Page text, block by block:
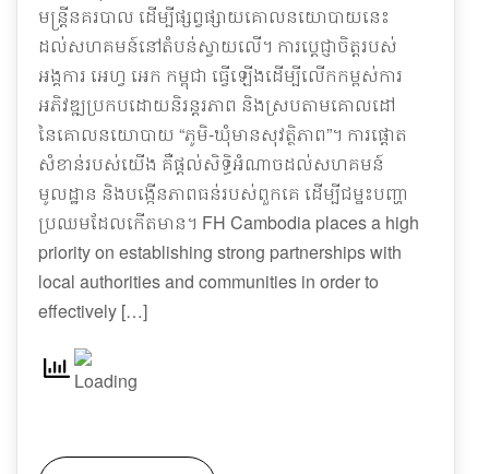
មន្ត្រីនគរបាល ដើម្បីផ្សព្វផ្សាយគោលនយោបាយនេះ
ដល់សហគមន៍នៅតំបន់ស្វាយលើ។ ការប្តេជ្ញាចិត្តរបស់
អង្គការ អេហ្វ អេក កម្ពុជា ធ្វើឡើងដើម្បីលើកកម្ពស់ការ
អភិវឌ្ឍប្រកបដោយនិរន្តរភាព និងស្របតាមគោលដៅ
នៃគោលនយោបាយ “ភូមិ-ឃុំមានសុវត្ថិភាព”។ ការផ្តោត
សំខាន់របស់យើង គឺផ្តល់សិទ្ធិអំណាចដល់សហគមន៍
មូលដ្ឋាន និងបង្កើនភាពធន់របស់ពួកគេ ដើម្បីជម្នះបញ្ហា
ប្រឈមដែលកើតមាន។ FH Cambodia places a high
priority on establishing strong partnerships with
local authorities and communities in order to
effectively […]